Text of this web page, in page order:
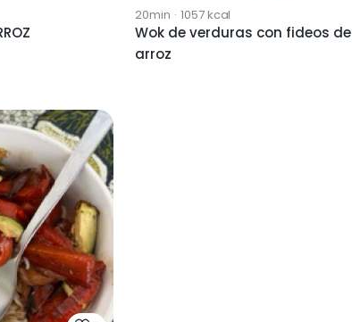
20min · 1057kcal
Wok de verduras con fideos de
arroz